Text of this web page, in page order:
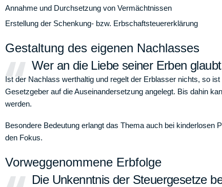
Annahme und Durchsetzung von Vermächtnissen
Erstellung der Schenkung- bzw. Erbschaftsteuererklärung
Gestaltung des eigenen Nachlasses
Wer an die Liebe seiner Erben
Ist der Nachlass werthaltig und regelt der Erblasser nichts, so
Gesetzgeber auf die Auseinandersetzung angelegt. Bis dahin
werden.
Besondere Bedeutung erlangt das Thema auch bei
den Fokus.
Vorweggenommene Erbfolge
Die Unkenntnis der Steuergesetze